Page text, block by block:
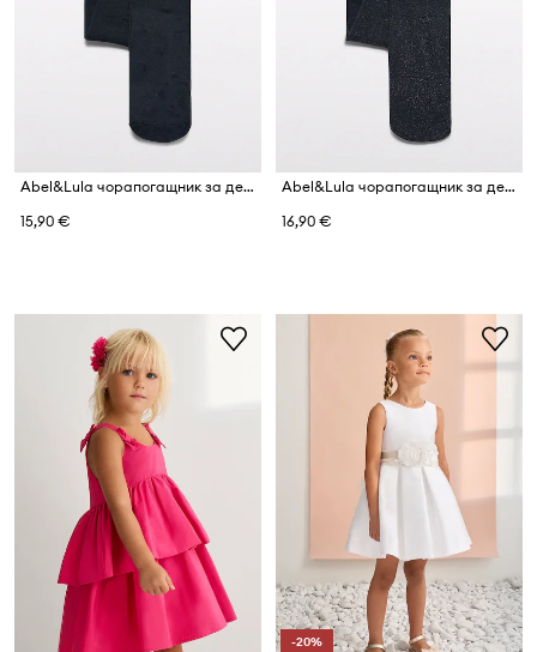
Abel&Lula чорапогащник за деца
15,90 €
Abel&Lula чорапогащник за деца
16,90 €
-20%